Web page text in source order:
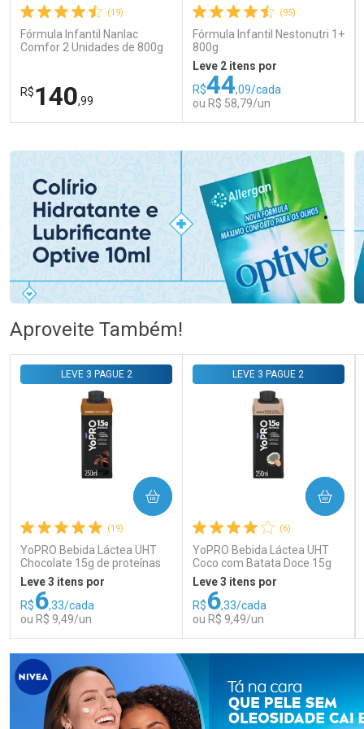
(19)
Fórmula Infantil Nanlac
Comfor 2 Unidades de 800g
R$140,99
Comprar sem Desconto
Por R$ 140,99/cada
Comprar sem Desconto
Por R$ 140,99/cada
(95)
Fórmula Infantil Nestonutri 1+
800g
Leve 2 itens por
R$44,09/cada
ou R$ 58,79/un
Laboratório
Comprar sem Desconto
Por R$ 58,79/cada
Por Menos
Comprar sem Desconto
Por R$ 58,79/cada
Aproveite Também!
(19)
YoPRO Bebida Láctea UHT
Chocolate 15g de proteínas
250ml
LEVE 3 PAGUE 2
Leve 3 itens por
R$6,33/cada
ou R$ 9,49/un
COMPRAR
FECHAR
Laboratório
FECHAR
Por Menos
(6)
YoPRO Bebida Láctea UHT
Coco com Batata Doce 15g
de proteínas 250ml
LEVE 3 PAGUE 2
Leve 3 itens por
R$6,33/cada
ou R$ 9,49/un
COMPRAR
Laboratório
Por Menos